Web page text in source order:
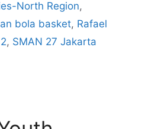
North Region,
bola basket, Rafael
, SMAN 27 Jakarta